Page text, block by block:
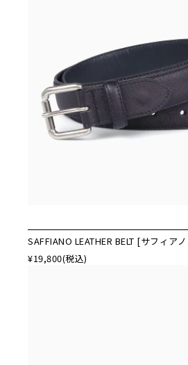
SAFFIANO LEATHER BELT [サフィア
¥19,800(税込)